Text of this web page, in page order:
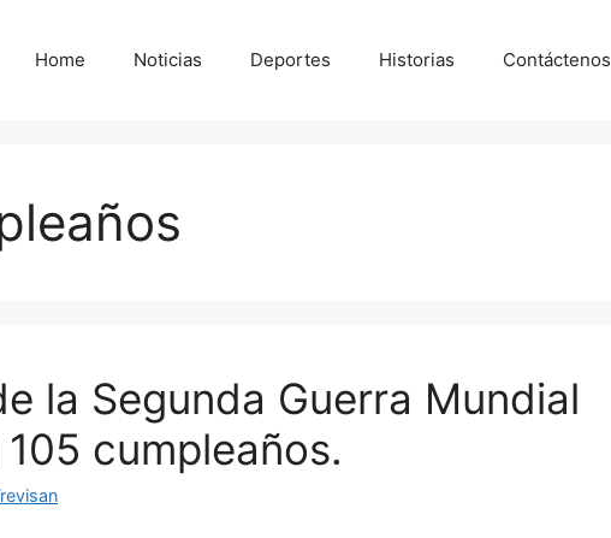
Home Noticias Deportes Historias Contáctenos
la Segunda Guerra Mundial
cumpleaños.